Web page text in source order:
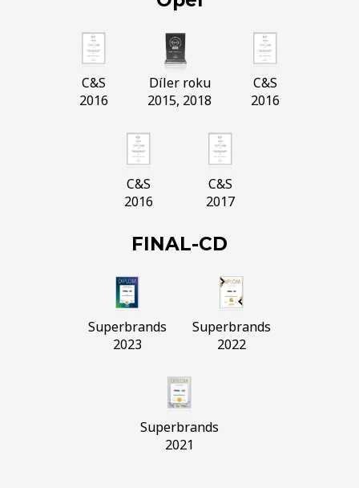
C&S
2016
Díler roku
2015, 2018
C&S
2016
C&S
2016
C&S
2017
FINAL-CD
Superbrands
2023
Superbrands
2022
Superbrands
2021